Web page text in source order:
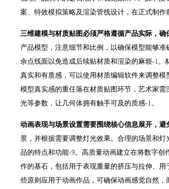
案、特效模拟策略及渲染管线设计，在正式制
三维建模与材质贴图必须严格遵循产品实际，确
产品模型，注意细节和比例，以确保模型能够准
余点线面以免造成后续贴材质和渲染的麻烦-1。
真实和有质感，可以使用材质编辑软件来调整
模型真实感的重任落在材质贴图环节，艺术家
光等参数，让几何体拥有触手可及的质感-1。
动画表现与场景设置需要围绕核心信息展开，避
景，并根据需要调整灯光效果。合理的场景和
品的特点和功能-9。高质量动画建立在将数字创
作的基石，包括用于表现重量的挤压与拉伸、
些原则应用于动画作品，可确保动画感觉自然，